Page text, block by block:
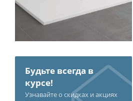
Будьте всегда в
курсе!
Узнавайте о скидках и акциях